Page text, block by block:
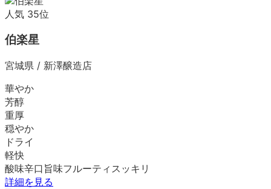
人気 35位
伯楽星
宮城県 / 新澤醸造店
華やか
芳醇
重厚
穏やか
ドライ
軽快
酸味辛口 旨味フルーティ スッキリ
詳細を見る